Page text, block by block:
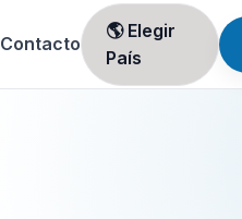
Contacto
🌎 Elegir
País